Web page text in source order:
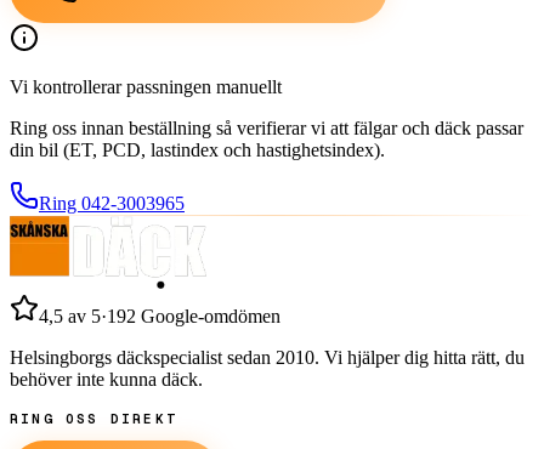
Vi kontrollerar passningen manuellt
Ring oss innan beställning så verifierar vi att fälgar och däck passar
din bil (ET, PCD, lastindex och hastighetsindex).
Ring 042-3003965
4,5 av 5·192 Google-omdömen
Helsingborgs däckspecialist sedan 2010. Vi hjälper dig hitta rätt, du
behöver inte kunna däck.
RING OSS DIREKT